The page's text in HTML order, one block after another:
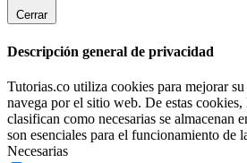
Cerrar
Descripción general de privacidad
Tutorias.co utiliza cookies para mejorar
navega por el sitio web. De estas cookies,
clasifican como necesarias se almacenan
son esenciales para el funcionamiento de
Necesarias